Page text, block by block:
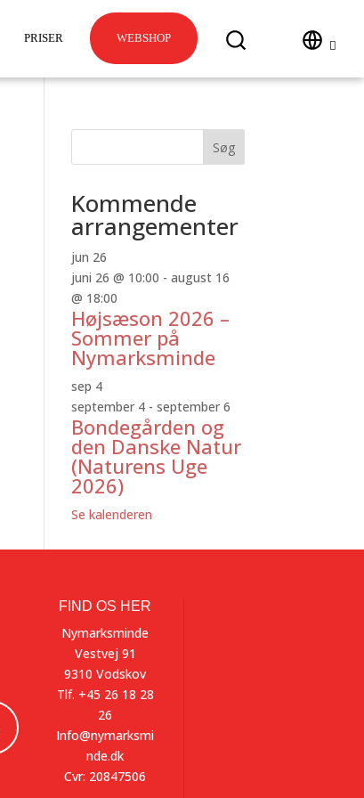
PRISER WEBSHOP
Søg
Kommende
arrangementer
jun 26
juni 26 @ 10:00 -august 16
@ 18:00
Højsæson 2026 –
Sommer på
Nymarksminde
sep 4
september 4 -september 6
Bondegården og
den Danske Natur
(Naturens Uge
2026)
Se kalenderen
FIND OS HER
Nymarksminde
Vestvej 91
9310 Vodskov
Tlf. +45 26 18 28
26
Info@nymarksmi
nde.dk
Cvr: 20847506